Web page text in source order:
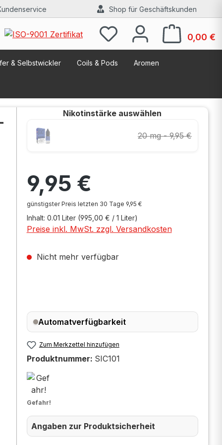
Shop für Geschäftskunden
0,00 €
& Selbstwickler Coils & Pods Aromen
Nikotinstärke auswählen
20 mg - 9,95 €
9,95 €
günstigster Preis letzten 30 Tage 9,95 €
Inhalt: 0.01 Liter (995,00 € / 1 Liter)
Preise inkl. MwSt. zzgl. Versandkosten
Nicht mehr verfügbar
Automatverfügbarkeit
Zum Merkzettel hinzufügen
Produktnummer: SIC101
Gefahr!
Angaben zur Produktsicherheit